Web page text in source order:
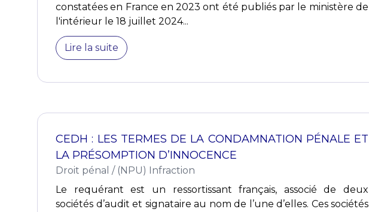
constatées en France en 2023 ont été publiés par le ministère de
l'intérieur le 18 juillet 2024...
Lire la suite
CEDH : LES TERMES DE LA CONDAMNATION PÉNALE ET
LA PRÉSOMPTION D’INNOCENCE
Droit pénal / (NPU) Infraction
Le requérant est un ressortissant français, associé de deux
sociétés d’audit et signataire au nom de l’une d’elles. Ces sociétés